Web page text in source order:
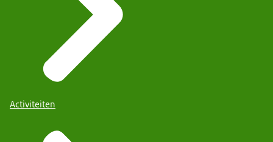
Activiteiten